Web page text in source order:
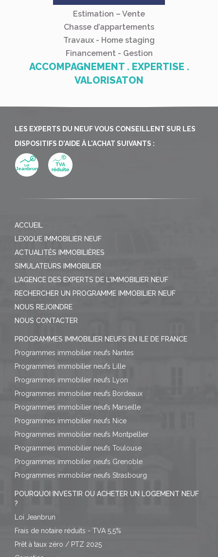
Estimation – Vente
Chasse d’appartements
Travaux - Home staging
Financement - Gestion
ACCOMPAGNEMENT . EXPERTISE .
VALORISATON
LES EXPERTS DU NEUF VOUS CONSEILLENT SUR LES
DISPOSITIFS D'AIDE À L'ACHAT SUIVANTS :
ACCUEIL
LEXIQUE IMMOBILIER NEUF
ACTUALITÉS IMMOBILIÈRES
SIMULATEURS IMMOBILIER
L'AGENCE DES EXPERTS DE L'IMMOBILIER NEUF
RECHERCHER UN PROGRAMME IMMOBILIER NEUF
NOUS REJOINDRE
NOUS CONTACTER
PROGRAMMES IMMOBILIER NEUFS EN ILE DE FRANCE
Programmes immobilier neufs Nantes
Programmes immobilier neufs Lille
Programmes immobilier neufs Lyon
Programmes immobilier neufs Bordeaux
Programmes immobilier neufs Marseille
Programmes immobilier neufs Nice
Programmes immobilier neufs Montpellier
Programmes immobilier neufs Toulouse
Programmes immobilier neufs Grenoble
Programmes immobilier neufs Strasbourg
POURQUOI INVESTIR OU ACHETER UN LOGEMENT NEUF
?
Loi Jeanbrun
Frais de notaire réduits - TVA 5,5%
Prêt à taux zéro / PTZ 2025